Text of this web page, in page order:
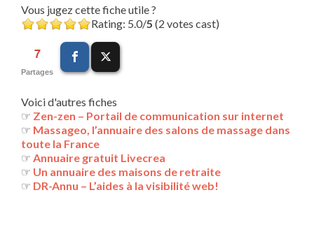
Vous jugez cette fiche utile ?
Rating: 5.0/5 (2 votes cast)
7
Partages
Voici d'autres fiches
☞ Zen-zen – Portail de communication sur internet
☞ Massageo, l’annuaire des salons de massage dans
toute la France
☞ Annuaire gratuit Livecrea
☞ Un annuaire des maisons de retraite
☞ DR-Annu – L’aides à la visibilité web!